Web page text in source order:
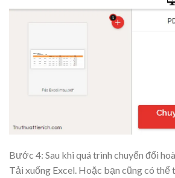
Bước 4: Sau khi quá trình chuyển đổi
Tải xuống Excel. Hoặc bạn cũng có thể